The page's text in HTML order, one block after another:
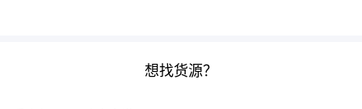
想找货源？